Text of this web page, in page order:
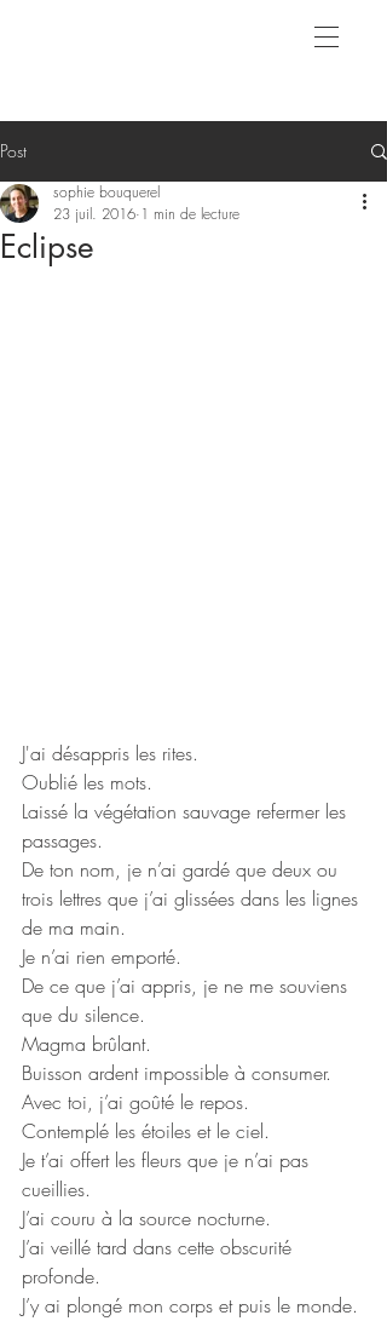
Post
Eclipse
sophie bouquerel
23 juil. 2016 1 min de lecture
J'ai désappris les rites.
Oublié les mots.
Laissé la végétation sauvage refermer les
passages.
De ton nom, je n’ai gardé que deux ou
trois lettres que j’ai glissées dans les lignes
de ma main.
Je n’ai rien emporté.
De ce que j’ai appris, je ne me souviens
que du silence.
Magma brûlant.
Buisson ardent impossible à consumer.
Avec toi, j’ai goûté le repos.
Contemplé les étoiles et le ciel.
Je t’ai offert les fleurs que je n’ai pas
cueillies.
J’ai couru à la source nocturne.
J’ai veillé tard dans cette obscurité
profonde.
J’y ai plongé mon corps et puis le monde.